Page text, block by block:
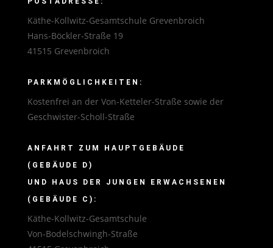
Käthe-Kollwitz-Gesamtschule Grevenbroich
Hans-Böckler-Straße 19
41515 Grevenbroich
PARKMÖGLICHKEITEN:
Kostenfrei an der Von-Ketteler-Straße sowie der
Geschwister-Scholl-Straße
ANFAHRT ZUM HAUPTGEBÄUDE
(GEBÄUDE D)
UND HAUS DER JUNGEN ERWACHSENEN
(GEBÄUDE C):
Käthe-Kollwitz-Gesamtschule
Von-Bodelschwingh-Straße